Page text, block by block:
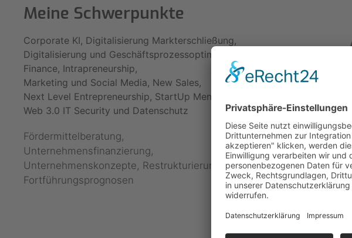
Meine Schwerpunkte
Corporate KI, Digitalisierung Markterschließung,
Digitalisierung und Geschäftsprozessoptimierung
Finance, Intrapreneurship,
Marketing und Social Media, New Sales,
Next Level Entrepreneurship, StartUp Mentoring
Web 3.0 IT Security und Datenschutz
Fördermittelberatung,
Unternehmensfinanzierung,
Unternehmenskonzepte, Restrukturierung,
Fortführungsprognosen
Mein
-BAFA
-